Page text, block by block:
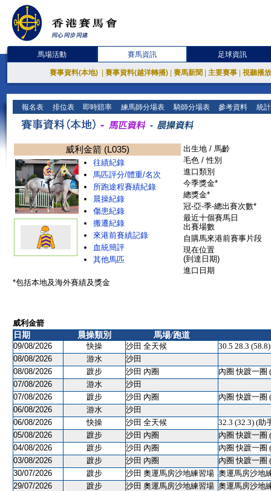
馬場活動 賽馬資訊 足球資訊
賽事資料(本地) 賽事資料(越洋轉播) 賽馬新聞 主要賽事 視聽播
報名表 排位表 即時賠率 練馬師分場表 騎師分場表 參考資料 統
威利金箭 (L035)
往績紀錄
馬匹評分/體重/名次
所跑途程賽績紀錄
晨操紀錄
傷患紀錄
搬遷紀錄
來港前賽績記錄
血統簡評
其他馬匹
出生地 / 馬齡
毛色 / 性別
進口類別
今季獎金*
總獎金*
冠-亞-季-總出賽次數*
最近十個賽馬日
出賽場數
自購馬來港前賽事片段
現在位置
(到達日期)
進口日期
*包括本地及海外賽績及獎金
威利金箭
日期
晨操類別
馬場/跑道
09/08/2026
快操 沙田 全天候
30.5 28.3
08/08/2026
游水
沙田
08/08/2026
踱步 沙田 內圈
內圈 快踱一圈
07/08/2026
游水
沙田
07/08/2026
踱步 沙田 內圈
內圈 快踱一圈
06/08/2026
游水
沙田
06/08/2026
快操 沙田 全天候
32.3 (32.3) (助
05/08/2026
踱步 沙田 內圈
內圈 快踱一圈
04/08/2026
踱步 沙田 內圈
內圈 快踱一圈
03/08/2026
踱步 沙田 內圈
內圈 快踱一圈
30/07/2026
踱步 沙田 奧運馬房沙地練習場 奧運馬房沙地
29/07/2026
踱步 沙田 奧運馬房沙地練習場 奧運馬房沙地